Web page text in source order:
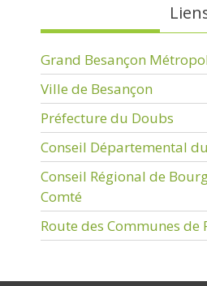
Grand Besançon
Ville de Besançon
Préfecture du Doubs
Conseil Départemental
Conseil Régional de
Comté
Route des Communes de